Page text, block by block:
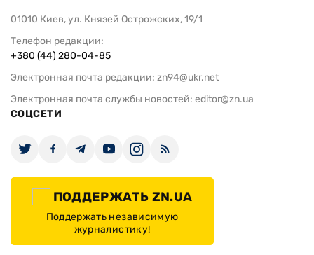
01010 Киев, ул. Князей Острожских, 19/1
Телефон редакции:
+380 (44) 280-04-85
Электронная почта редакции: zn94@ukr.net
Электронная почта службы новостей: editor@zn.ua
СОЦСЕТИ
ПОДДЕРЖАТЬ ZN.UA
Поддержать независимую
журналистику!